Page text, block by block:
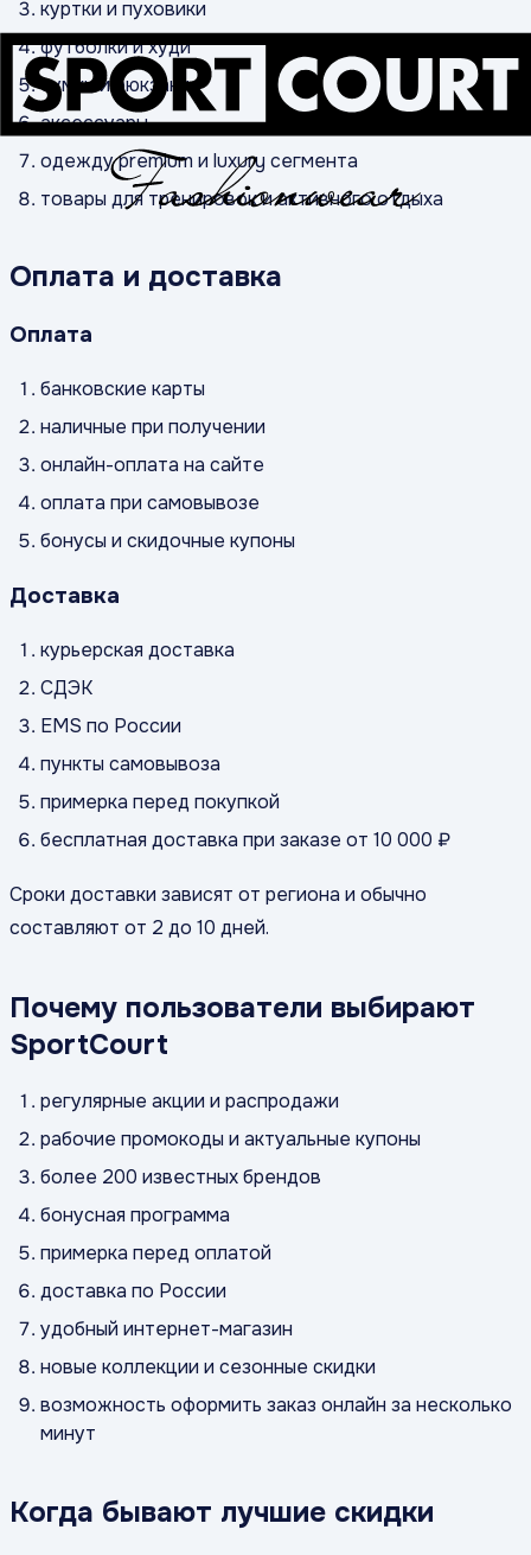
куртки и пуховики
футболки и худи
сумки и рюкзаки
аксессуары
одежду premium и luxury сегмента
товары для тренировок и активного отдыха
Оплата и доставка
Оплата
банковские карты
наличные при получении
онлайн-оплата на сайте
оплата при самовывозе
бонусы и скидочные купоны
Доставка
курьерская доставка
СДЭК
EMS по России
пункты самовывоза
примерка перед покупкой
бесплатная доставка при заказе от 10 000 ₽
Сроки доставки зависят от региона и обычно
составляют от 2 до 10 дней.
Почему пользователи выбирают
SportCourt
регулярные акции и распродажи
рабочие промокоды и актуальные купоны
более 200 известных брендов
бонусная программа
примерка перед оплатой
доставка по России
удобный интернет-магазин
новые коллекции и сезонные скидки
возможность оформить заказ онлайн за несколько
минут
Когда бывают лучшие скидки